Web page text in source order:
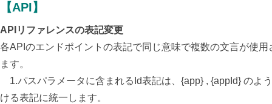
【API】
APIリファレンスの表記変更
各APIのエンドポイントの表記で同じ意味で複数の文言が使
ます。
1.パスパラメータに含まれるId表記は、{app} , {appId} のよ
ける表記に統一します。